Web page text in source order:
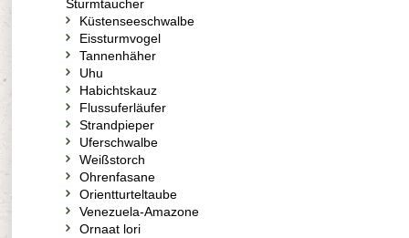
Sturmtaucher
Küstenseeschwalbe
Eissturmvogel
Tannenhäher
Uhu
Habichtskauz
Flussuferläufer
Strandpieper
Uferschwalbe
Weißstorch
Ohrenfasane
Orientturteltaube
Venezuela-Amazone
Ornaat lori